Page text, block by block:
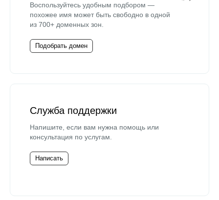
Воспользуйтесь удобным подбором —
похожее имя может быть свободно в одной
из 700+ доменных зон.
Подобрать домен
Служба поддержки
Напишите, если вам нужна помощь или
консультация по услугам.
Написать